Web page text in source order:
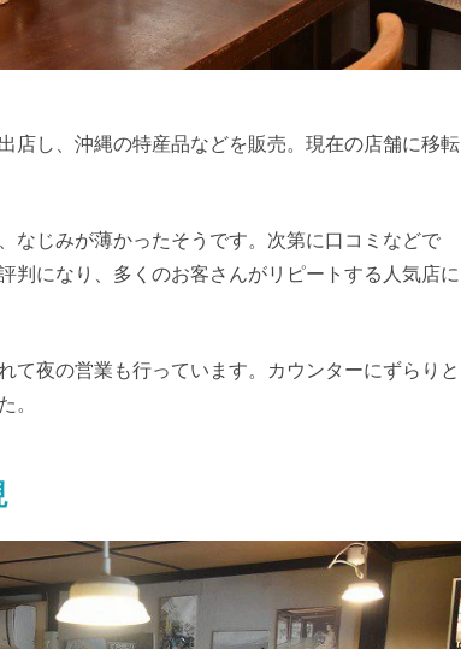
店し、沖縄の特産品などを販売。現在の店舗に移転
なじみが薄かったそうです。次第に口コミなどで
判になり、多くのお客さんがリピートする人気店に
て夜の営業も行っています。カウンターにずらりと
。